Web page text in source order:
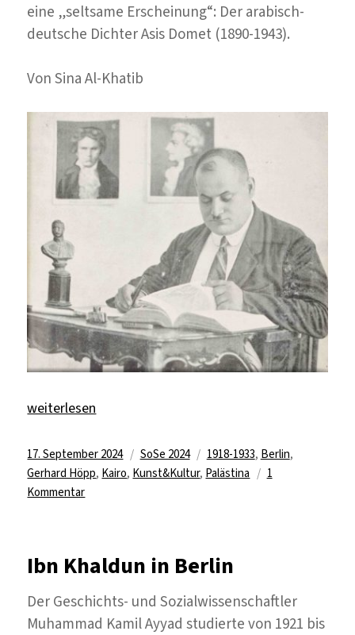
eine „seltsame Erscheinung“: Der arabisch-
deutsche Dichter Asis Domet (1890-1943).
Von Sina Al-Khatib
„Ein gescheiterter Knotenpunkt zwischen den
weiterlesen
Veröffentlicht
am
17. September 2024 Kategorien
SoSe 2024 Schlagwörter
1918-1933, Berlin,
Gerhard Höpp, Kairo, Kunst&Kultur, Palästina
1
Kommentarzu
zwischen
Kulturen
Ibn Khaldun in Berlin
Der Geschichts- und Sozialwissenschaftler
Muhammad Kamil Ayyad studierte von 1921 bis